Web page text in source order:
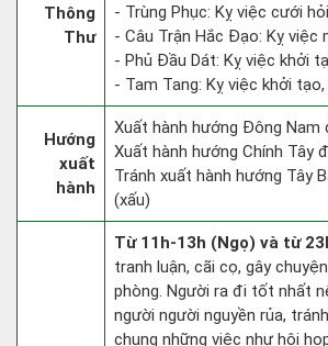
Thông
Thư
- Trùng Phục: Kỵ việc cưới
- Câu Trận Hắc Đạo: Kỵ việc
- Phủ Đầu Dát: Kỵ việc khởi
- Tam Tang: Kỵ việc khởi
Hướng
xuất
hành
Xuất hành hướng Đông Nam
Xuất hành hướng Chính Tây
Tránh xuất hành hướng Tây
(xấu)
Từ 11h-13h (Ngọ) và từ
tranh luận, cãi cọ, gây
phòng. Người ra đi tốt nhất
người người nguyền rủa,
chung những việc như hội